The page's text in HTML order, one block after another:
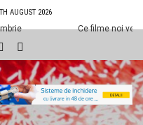
AUGUST 2026
Ce filme noi vedem la Cineplexx